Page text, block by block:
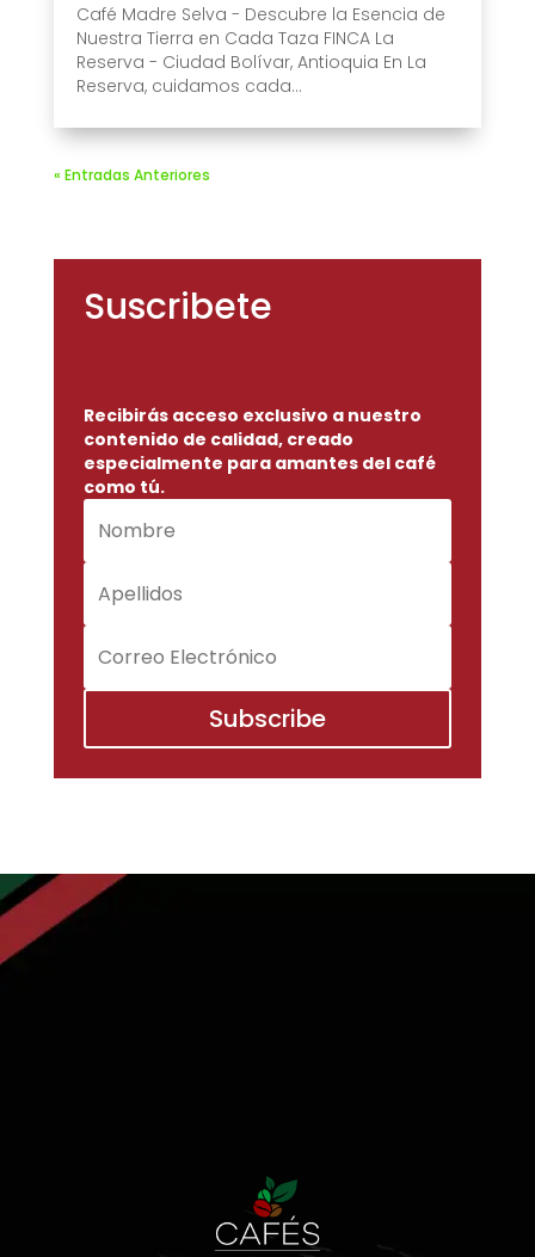
Café Madre Selva - Descubre la Esencia de
Nuestra Tierra en Cada Taza FINCA La
Reserva - Ciudad Bolívar, Antioquia En La
Reserva, cuidamos cada...
« Entradas Anteriores
Suscribete
Recibirás acceso exclusivo a nuestro
contenido de calidad, creado
especialmente para amantes del café
como tú.
Subscribe